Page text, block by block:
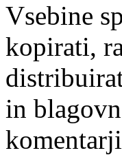
Vsebine
kopirati,
in